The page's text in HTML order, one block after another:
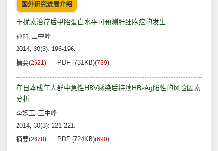
国外研究进展介绍
干扰素治疗后甲胎蛋白水平可预测肝细胞癌的发生
孙丽, 王中峰
2014, 30(3): 196-196.
摘要(2621) PDF (731KB)(739)
在日本成年人群中急性HBV感染后持续HBsAg阳性的风险因素
分析
李婉玉, 王中峰
2014, 30(3): 221-221.
摘要(2678) PDF (724KB)(690)